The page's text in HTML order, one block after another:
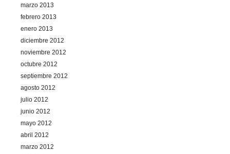
marzo 2013
febrero 2013
enero 2013
diciembre 2012
noviembre 2012
octubre 2012
septiembre 2012
agosto 2012
julio 2012
junio 2012
mayo 2012
abril 2012
marzo 2012